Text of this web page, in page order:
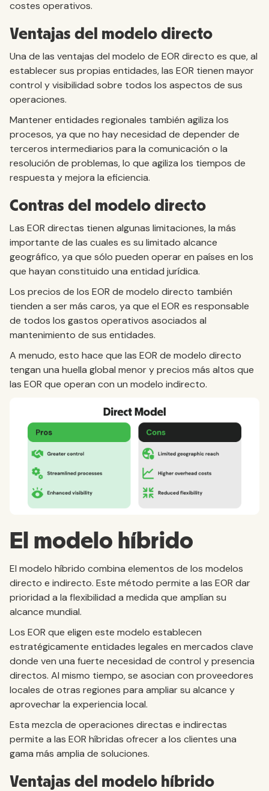
costes operativos.
Ventajas del modelo directo
Una de las ventajas del modelo de EOR directo es que, al
establecer sus propias entidades, las EOR tienen mayor
control y visibilidad sobre todos los aspectos de sus
operaciones.
Mantener entidades regionales también agiliza los
procesos, ya que no hay necesidad de depender de
terceros intermediarios para la comunicación o la
resolución de problemas, lo que agiliza los tiempos de
respuesta y mejora la eficiencia.
Contras del modelo directo
Las EOR directas tienen algunas limitaciones, la más
importante de las cuales es su limitado alcance
geográfico, ya que sólo pueden operar en países en los
que hayan constituido una entidad jurídica.
Los precios de los EOR de modelo directo también
tienden a ser más caros, ya que el EOR es responsable
de todos los gastos operativos asociados al
mantenimiento de sus entidades.
A menudo, esto hace que las EOR de modelo directo
tengan una huella global menor y precios más altos que
las EOR que operan con un modelo indirecto.
El modelo híbrido
El modelo híbrido combina elementos de los modelos
directo e indirecto. Este método permite a las EOR dar
prioridad a la flexibilidad a medida que amplían su
alcance mundial.
Los EOR que eligen este modelo establecen
estratégicamente entidades legales en mercados clave
donde ven una fuerte necesidad de control y presencia
directos. Al mismo tiempo, se asocian con proveedores
locales de otras regiones para ampliar su alcance y
aprovechar la experiencia local.
Esta mezcla de operaciones directas e indirectas
permite a las EOR híbridas ofrecer a los clientes una
gama más amplia de soluciones.
Ventajas del modelo híbrido